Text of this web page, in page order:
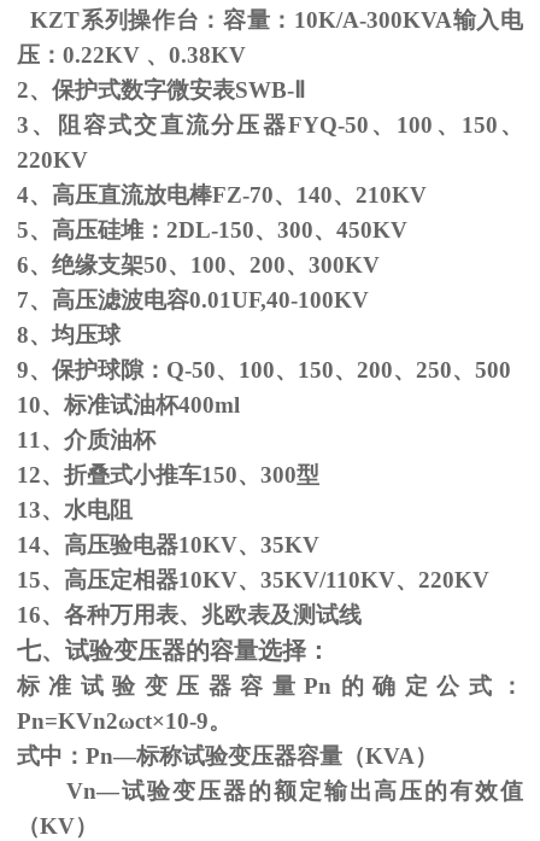
KZT系列操作台：容量： 10K/A-300KVA输入电
压： 0.22KV 、 0.38KV
2、保护式数字微安表SWB-
3、阻容式交直流分压器FYQ-50 、 100 、 150 、
220KV
4、高压直流放电棒FZ-70、 140、 210KV
5、高压硅堆： 2DL-150、 300、 450KV
6、绝缘支架50、 100、 200、 300KV
7、高压滤波电容0.01UF,40-100KV
8、均压球
9、保护球隙： Q-50、 100、 150、 200、 250、 500
10、标准试油杯400ml
11、介质油杯
12、折叠式小推车150、 300型
13、水电阻
14、高压验电器10KV、 35KV
15、高压定相器10KV、 35KV/110KV、 220KV
16、各种万用表、兆欧表及测试线
七、试验变压器的容量选择：
标准试验变压器容量Pn 的确定公式：
Pn=KVn2ωct×10-9。
式中： Pn—标称试验变压器容量（KVA）
Vn—试验变压器的额定输出高压的有效值
（KV）